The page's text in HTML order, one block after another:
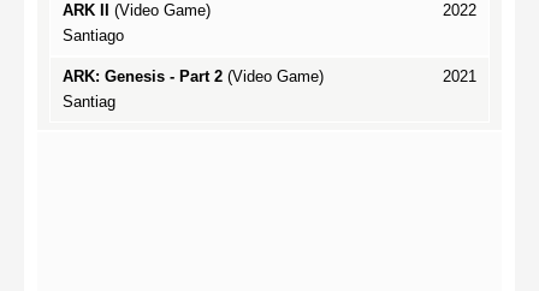
2022
ARK II
(Video Game)
Santiago
2021
ARK: Genesis - Part 2 (Video Game)
Santiag